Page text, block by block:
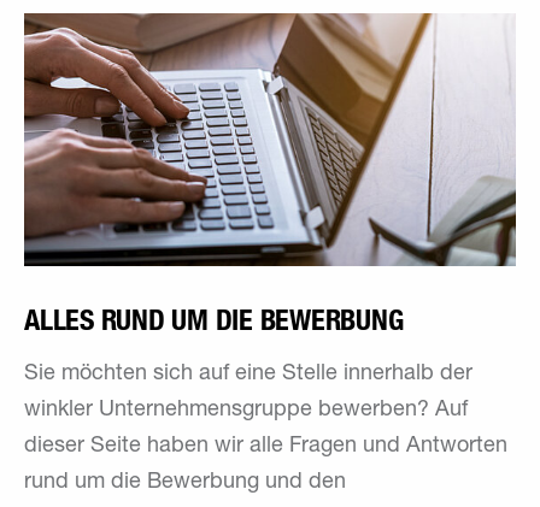
ALLES RUND UM DIE BEWERBUNG
Sie möchten sich auf eine Stelle innerhalb der
winkler Unternehmensgruppe bewerben? Auf
dieser Seite haben wir alle Fragen und Antworten
rund um die Bewerbung und den